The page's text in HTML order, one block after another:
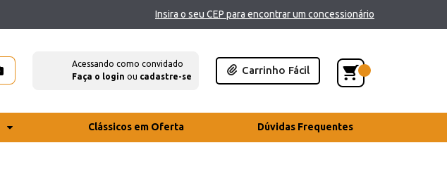
Insira o seu CEP para encontrar um concessionário
Acessando como convidado
Faça o login ou cadastre-se
Carrinho Fácil
Clássicos em Oferta Dúvidas Frequentes